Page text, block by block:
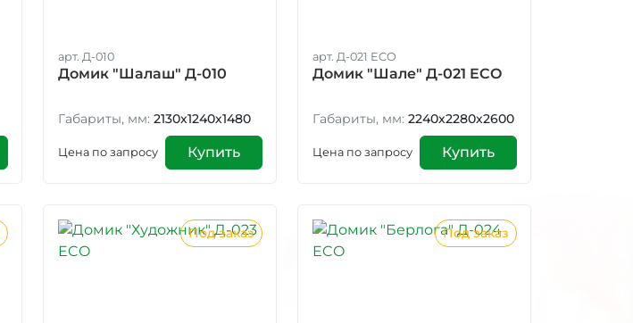
арт. Д-010
Домик "Шалаш" Д-010
Габариты, мм: 2130х1240х1480
Цена по запросу Купить
арт. Д-021 ECO
Домик "Шале" Д-021 ECO
Габариты, мм: 2240х2280х2600
Цена по запросу Купить
Под заказ Под заказ